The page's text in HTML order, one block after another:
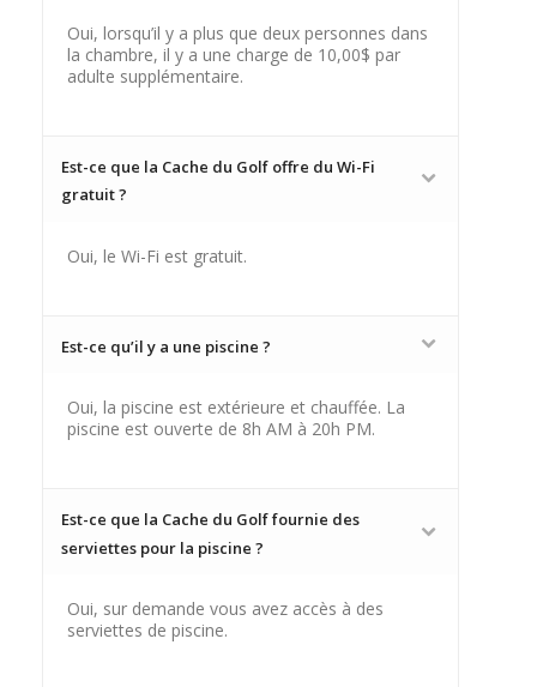
Oui, lorsqu’il y a plus que deux personnes dans
la chambre, il y a une charge de 10,00$ par
adulte supplémentaire.
Est-ce que la Cache du Golf offre du Wi-Fi
gratuit ?
Oui, le Wi-Fi est gratuit.
Est-ce qu’il y a une piscine ?
Oui, la piscine est extérieure et chauffée. La
piscine est ouverte de 8h AM à 20h PM.
Est-ce que la Cache du Golf fournie des
serviettes pour la piscine ?
Oui, sur demande vous avez accès à des
serviettes de piscine.